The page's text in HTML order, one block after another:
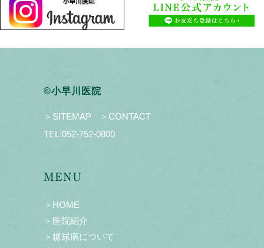
©小早川医院
＞SITEMAP
＞CONTACT
TEL:052-752-0800
MENU
＞HOME
＞医院紹介
＞糖尿病について